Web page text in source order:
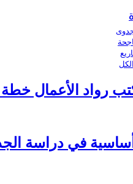
رواد الأعمال